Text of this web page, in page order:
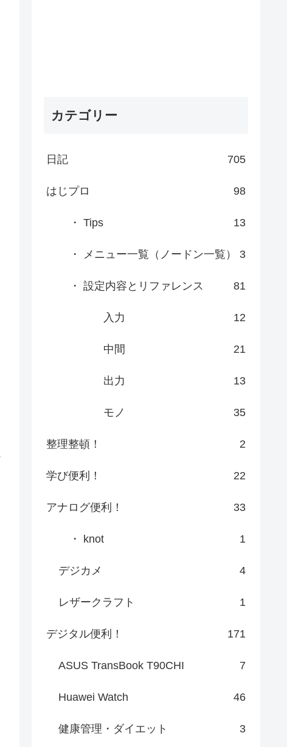
カテゴリー
日記 705
はじプロ 98
・ Tips 13
・ メニュー一覧（ノードン一覧） 3
・ 設定内容とリファレンス 81
入力 12
中間 21
出力 13
モノ 35
整理整頓！ 2
学び便利！ 22
アナログ便利！ 33
・ knot 1
デジカメ 4
レザークラフト 1
デジタル便利！ 171
ASUS TransBook T90CHI 7
Huawei Watch 46
健康管理・ダイエット 3